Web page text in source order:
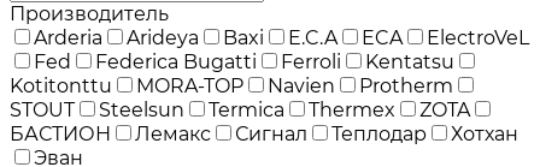
Производитель
Arderia
Arideya Baxi E.C.A ECA
ElectroVeL
Fed
Federica Bugatti Ferroli
Kentatsu
Kotitonttu
MORA-TOP Navien
Protherm
STOUT
Steelsun Termica Thermex
ZOTA
БАСТИОН
Лемакс Сигнал Теплодар
Хотхан
Эван